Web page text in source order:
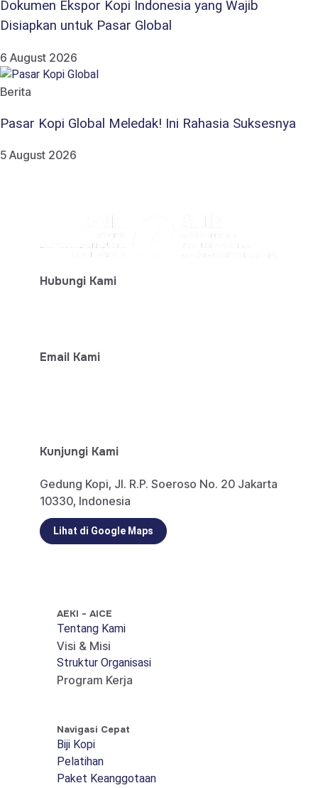
Dokumen Ekspor Kopi Indonesia yang Wajib
Disiapkan untuk Pasar Global
6 August 2026
Berita
Pasar Kopi Global Meledak! Ini Rahasia Suksesnya
5 August 2026
Hubungi Kami
Email Kami
Kunjungi Kami
Gedung Kopi, Jl. R.P. Soeroso No. 20 Jakarta
10330, Indonesia
Lihat di Google Maps
AEKI - AICE
Tentang Kami
Visi & Misi
Struktur Organisasi
Program Kerja
Navigasi Cepat
Biji Kopi
Pelatihan
Paket Keanggotaan